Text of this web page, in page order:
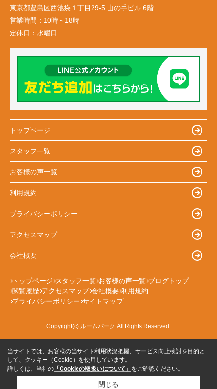
東京都豊島区西池袋１丁目29-5 山の手ビル 6階
営業時間： 10時～18時
定休日： 水曜日
トップページ
スタッフ一覧
お客様の声一覧
利用規約
プライバシーポリシー
アクセスマップ
会社概要
トップページ スタッフ一覧 お客様の声一覧 ブログトップ
閲覧履歴 アクセスマップ 会社概要 利用規約
プライバシーポリシー サイトマップ
Copyright(c) ルームパーク All Rights Reserved.
当サイトでは、お客様の当サイト利用状況把握、サービス向上検討を目的と
して、クッキー（Cookie）を使用しています。
詳しくは、当社の 「Cookieの取扱いについて」 をご確認ください。
閉じる